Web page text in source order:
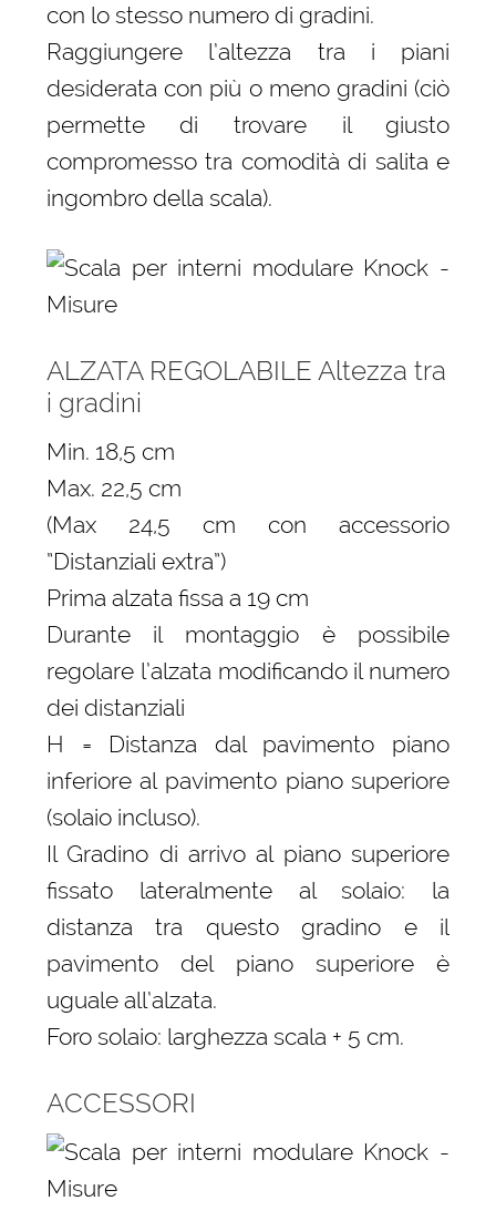
con lo stesso numero di gradini.
Raggiungere l’altezza tra i piani
desiderata con più o meno gradini (ciò
permette di trovare il giusto
compromesso tra comodità di salita e
ingombro della scala).
ALZATA REGOLABILE Altezza tra
i gradini
Min. 18,5 cm
Max. 22,5 cm
(Max 24,5 cm con accessorio
”Distanziali extra”)
Prima alzata fissa a 19 cm
Durante il montaggio è possibile
regolare l’alzata modificando il numero
dei distanziali
H = Distanza dal pavimento piano
inferiore al pavimento piano superiore
(solaio incluso).
Il Gradino di arrivo al piano superiore
fissato lateralmente al solaio: la
distanza tra questo gradino e il
pavimento del piano superiore è
uguale all’alzata.
Foro solaio: larghezza scala + 5 cm.
ACCESSORI